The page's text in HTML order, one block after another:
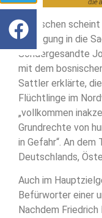
Inzwischen
Bewegung in die
Sondergesandte
mit dem
Sattler erklärte,
Flüchtlinge im
„vollkommen
Grundrechte von
in Gefahr“. An
Deutschlands,
Auch im
Befürworter einer
Nachdem